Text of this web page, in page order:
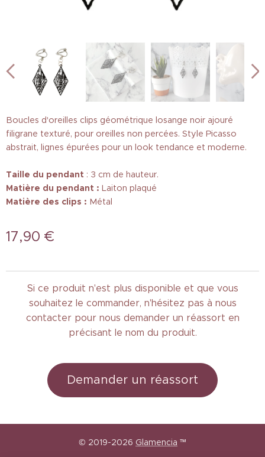
Boucles d'oreilles clips géométrique losange noir ajouré
filigrane texturé, pour oreilles non percées. Style Picasso
abstrait, lignes épurées pour un look tendance et moderne.
Taille du pendant : 3 cm de hauteur.
Matière du pendant : Laiton plaqué
Matière des clips : Métal
17,90 €
Si ce produit n'est plus disponible et que vous
souhaitez le commander, n'hésitez pas à nous
contacter pour nous demander un réassort en
précisant le nom du produit.
Demander un réassort
© 2019-2026 Glamencia ™